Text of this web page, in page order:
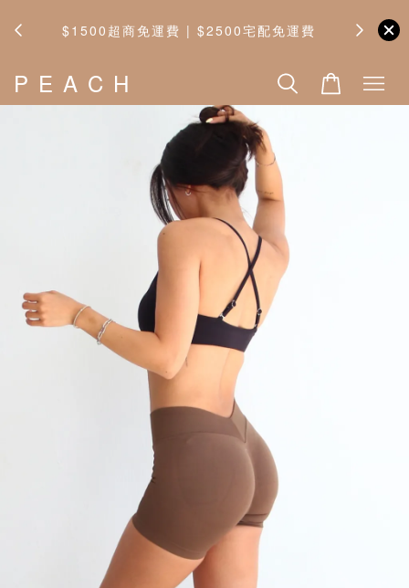
$1500超商免運費 | $2500宅配免運費
P E A C H